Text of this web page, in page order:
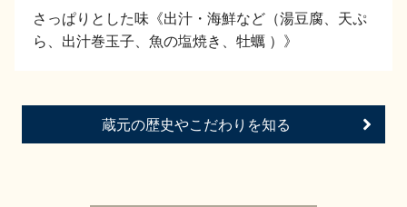
地酒蔵元会WEB展示会 地酒蔵元会利酒会
さっぱりとした味《出汁・海鮮など（湯豆腐、天ぷ
ら、出汁巻玉子、魚の塩焼き、牡蠣 ）》
蔵元の歴史やこだわりを知る